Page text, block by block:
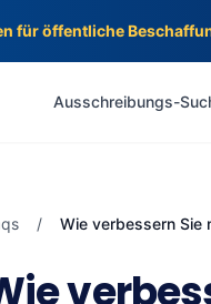
für öffentliche
Ausschreibungs-
/ Wie verbessern Sie